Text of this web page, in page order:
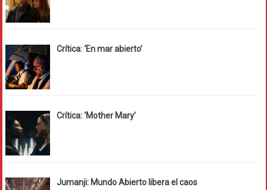
Crítica: ‘En mar abierto’
Crítica: ‘Mother Mary’
Jumanji: Mundo Abierto libera el caos